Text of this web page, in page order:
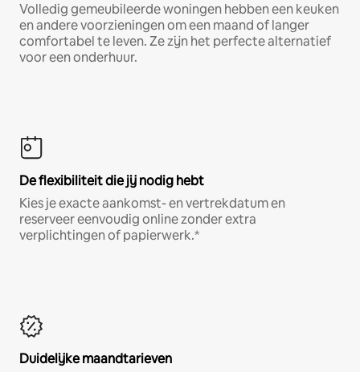
Volledig gemeubileerde woningen hebben een keuken
en andere voorzieningen om een maand of langer
comfortabel te leven. Ze zijn het perfecte alternatief
voor een onderhuur.
De flexibiliteit die jij nodig hebt
Kies je exacte aankomst- en vertrekdatum en
reserveer eenvoudig online zonder extra
verplichtingen of papierwerk.*
Duidelijke maandtarieven